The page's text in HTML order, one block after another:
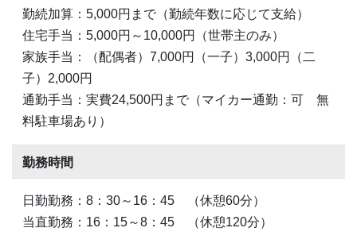
勤続加算：5,000円まで（勤続年数に応じて支給）
住宅手当：5,000円～10,000円（世帯主のみ）
家族手当：（配偶者）7,000円（一子）3,000円（二
子）2,000円
通勤手当：実費24,500円まで（マイカー通勤：可 無
料駐車場あり）
勤務時間
日勤勤務：8：30～16：45 （休憩60分）
当直勤務：16：15～8：45 （休憩120分）